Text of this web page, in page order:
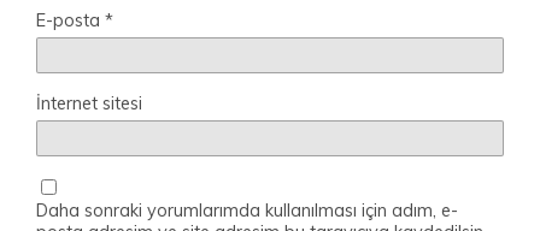
E-posta *
İnternet sitesi
Daha sonraki yorumlarımda kullanılması için adım, e-